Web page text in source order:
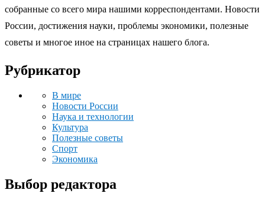
собранные со всего мира нашими корреспондентами. Новости
России, достижения науки, проблемы экономики, полезные
советы и многое иное на страницах нашего блога.
Рубрикатор
В мире
Новости России
Наука и технологии
Культура
Полезные советы
Спорт
Экономика
Выбор редактора